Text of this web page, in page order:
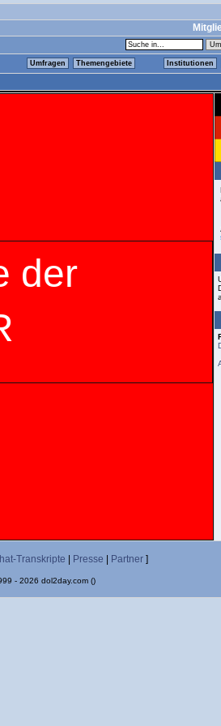
Umfragen Themengebiete Institutionen
der
Transkripte Presse Partner ]
- 2026 dol2day.com ()